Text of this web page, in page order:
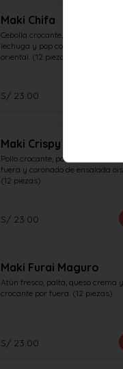
Maki Chifa
Cebolla crocante, palta, coronado
lechuga y pop corn de pollo en
oriental. (12 piezas)
S/ 23.00
Maki Crispy
Pollo crocante, palta, crocante por
fuera y coronado de ensalada
(12 piezas)
S/ 23.00
Maki Furai Maguro
Atún fresco, palta, queso crema y
crocante por fuera. (12 piezas)
S/ 23.00